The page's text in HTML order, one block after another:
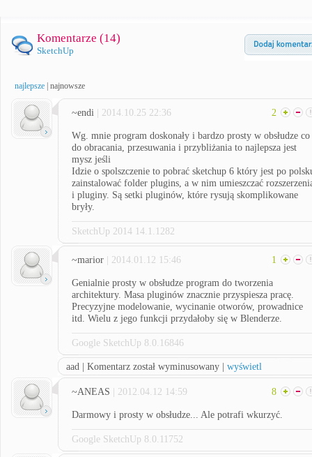
Komentarze (14)
SketchUp
najlepsze najnowsze
~endi | 2014.10.25 22:36 2
Wg. mnie program doskonały i bardzo prosty w obsłudze co
do obracania, przesuwania i przybliżania to najlepsza jest
mysz jeśli
Idzie o spolszczenie to pobrać sketchup 6 który jest po
zainstalować folder plugins, a w nim umieszczać
i pluginy. Są setki pluginów, które rysują skomplikowane
bryły.
SketchUp 2014 14.1.1282
~marior | 2014.01.12 15:46 1
Genialnie prosty w obsłudze program do tworzenia
architektury. Masa pluginów znacznie przyspiesza pracę.
Precyzyjne modelowanie, wycinanie otworów, prowadnice
itd. Wielu z jego funkcji przydałoby się w Blenderze.
Google SketchUp 8.0.16846
aad | Komentarz został wyminusowany | wyświetl
~ANEAS | 2012.04.12 14:59 8
Darmowy i prosty w obsłudze... Ale potrafi wkurzyć.
Google SketchUp 8.0.11752